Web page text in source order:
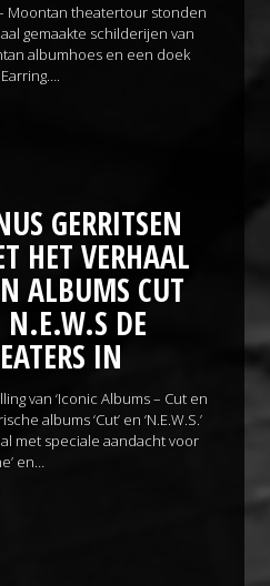
Moontan theatertour stonden
gemaakte schilderijen van
albumhoes en een doek
GERRITSEN
HET VERHAAL
ALBUMS CUT
N.E.W.S DE
IN
van ‘Iconic Albums – Cut en
albums ‘Cut’ en ‘N.E.W.S.’
met speciale aandacht voor
en…